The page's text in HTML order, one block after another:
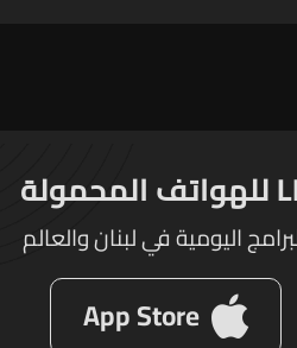
اليومية في لبنان والعالم
App Store